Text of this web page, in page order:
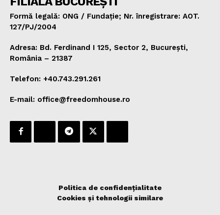
Formă legală: ONG / Fundație; Nr. înregistrare: AOT.
127/PJ/2004
Adresa: Bd. Ferdinand I 125, Sector 2, București,
România – 21387
Telefon: +40.743.291.261
E-mail: office@freedomhouse.ro
Politica de confidențialitate
Cookies și tehnologii similare